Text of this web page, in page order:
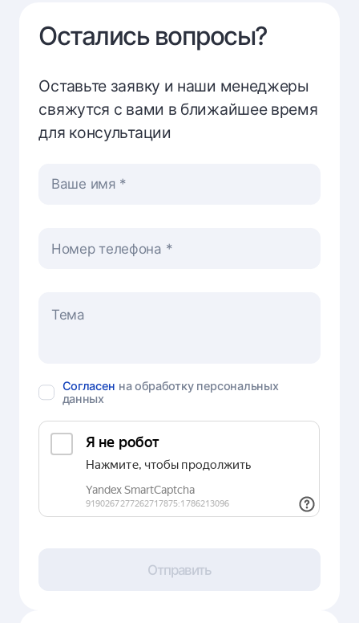
Остались вопросы?
Оставьте заявку и наши менеджеры
свяжутся с вами в ближайшее время
для консультации
Ваше имя
Номер телефона
Согласен на обработку персональных
данных
Отправить